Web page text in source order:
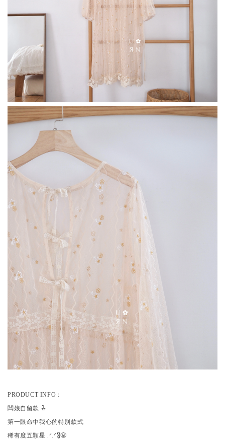
PRODUCT INFO ：
闆娘自留款 𖡆
第一眼命中我心的特別款式
稀有度五顆星 .ᐟ.ᐟ🎖️🤩